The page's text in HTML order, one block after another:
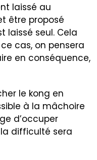
laissé au
être proposé
laissé seul. Cela
cas, on pensera
en conséquence,
le kong en
à la mâchoire
d’occuper
difficulté sera